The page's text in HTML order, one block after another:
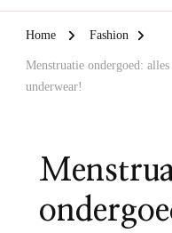
Home Fashion
Menstruatie ondergoed:
underwear!